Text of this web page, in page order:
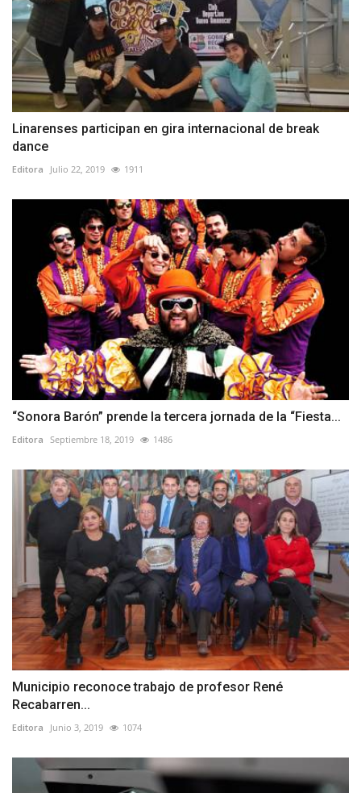
Linarenses participan en gira internacional de break
dance
Editora Julio 22, 2019 1911
“Sonora Barón” prende la tercera jornada de la “Fiesta...
Editora Septiembre 18, 2019 1486
Municipio reconoce trabajo de profesor René
Recabarren...
Editora Junio 3, 2019 1074